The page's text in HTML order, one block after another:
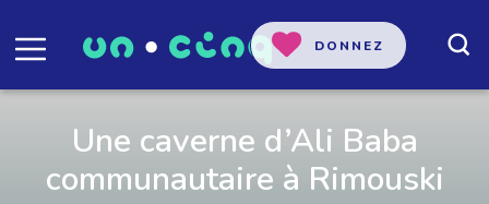
DONNEZ
Une caverne d’Ali Baba
communautaire à Rimouski